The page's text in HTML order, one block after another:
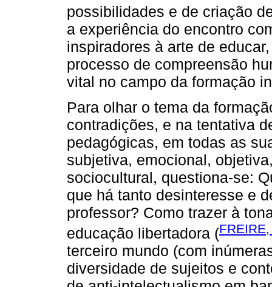
possibilidades e de criação
a experiência do encontro
inspiradores à arte de
processo de compreensão
vital no campo da formação
Para olhar o tema da
contradições, e na tentativa
pedagógicas, em todas as
subjetiva, emocional,
sociocultural, questiona-se:
que há tanto desinteresse e
professor? Como trazer à
educação libertadora (
terceiro mundo (com
diversidade de sujeitos e